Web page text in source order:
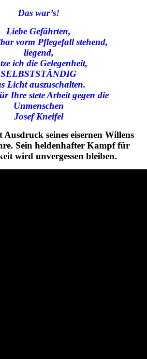
Das war’s!
Liebe Gefährten,
vorm Pflegefall stehend,
liegend,
ich die Gelegenheit,
SELBSTSTÄNDIG
Licht auszuschalten.
Ihre stete Arbeit gegen die
Unmenschen
Josef Kneifel
Ausdruck seines eisernen Willens
Sein heldenhafter Kampf für
wird unvergessen bleiben.